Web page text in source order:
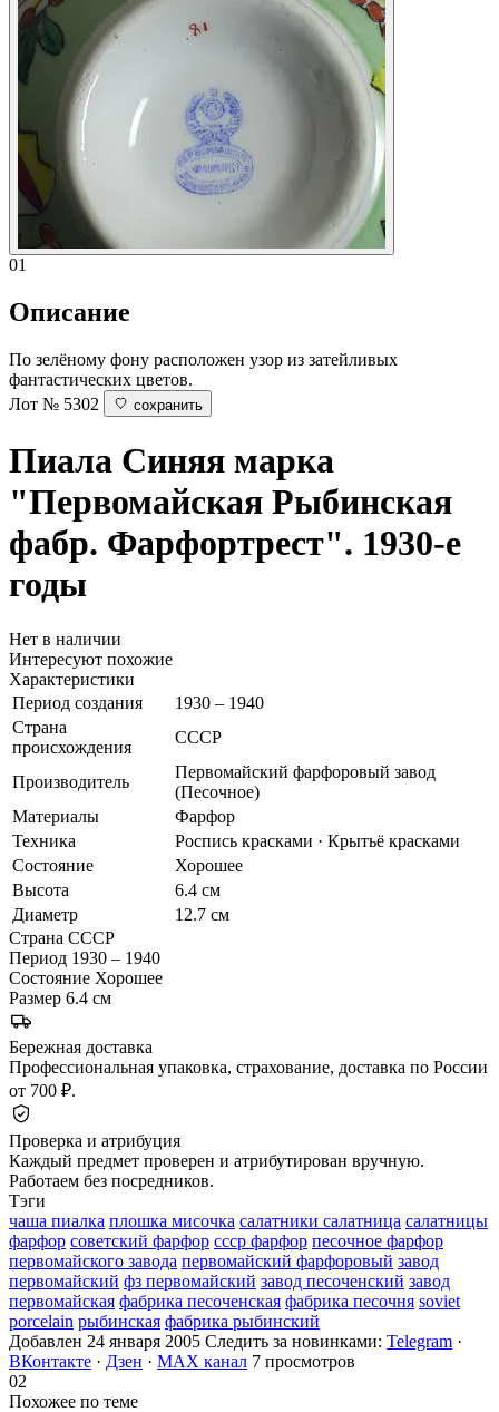
01
Описание
По зелёному фону расположен узор из затейливых
фантастических цветов.
Лот № 5302
сохранить
Пиала Синяя марка
"Первомайская Рыбинская
фабр. Фарфортрест". 1930-е
годы
Нет в наличии
Интересуют похожие
Характеристики
Период создания
1930 – 1940
Страна
происхождения
СССР
Производитель
Первомайский фарфоровый завод
(Песочное)
Материалы
Фарфор
Техника
Роспись красками · Крытьё красками
Состояние
Хорошее
Высота
6.4 см
Диаметр
12.7 см
Страна СССР
Период 1930 – 1940
Состояние Хорошее
Размер 6.4 см
Бережная доставка
Профессиональная упаковка, страхование, доставка по России
от 700 ₽.
Проверка и атрибуция
Каждый предмет проверен и атрибутирован вручную.
Работаем без посредников.
Тэги
чаша пиалка плошка мисочка салатники салатница салатницы
фарфор советский фарфор ссср фарфор песочное фарфор
первомайского завода первомайский фарфоровый завод
первомайский фз первомайский завод песоченский завод
первомайская фабрика песоченская фабрика песочня soviet
porcelain рыбинская фабрика рыбинский
Добавлен 24 января 2005 Следить за новинками: Telegram ·
ВКонтакте · Дзен · MAX канал 7 просмотров
02
Похожее по теме